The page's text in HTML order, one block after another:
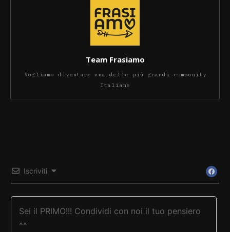
Team Frasiamo
Vogliamo diventare una delle più grandi community
Italiane
Iscriviti